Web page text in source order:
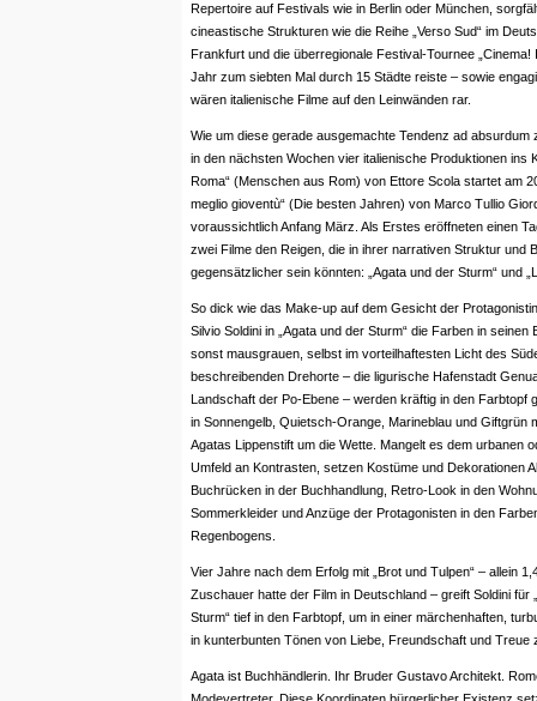
Repertoire auf Festivals wie in Berlin oder München,
cineastische Strukturen wie die Reihe „Verso Sud“ im
Frankfurt und die überregionale Festival-Tournee „Cinema!
Jahr zum siebten Mal durch 15 Städte reiste – sowie
wären italienische Filme auf den Leinwänden rar.
Wie um diese gerade ausgemachte Tendenz ad absurdum
in den nächsten Wochen vier italienische Produktionen ins
Roma“ (Menschen aus Rom) von Ettore Scola startet am
meglio gioventù“ (Die besten Jahren) von Marco Tullio
voraussichtlich Anfang März. Als Erstes eröffneten einen
zwei Filme den Reigen, die in ihrer narrativen Struktur und
gegensätzlicher sein könnten: „Agata und der Sturm“ und
So dick wie das Make-up auf dem Gesicht der
Silvio Soldini in „Agata und der Sturm“ die Farben in seinen
sonst mausgrauen, selbst im vorteilhaftesten Licht des
beschreibenden Drehorte – die ligurische Hafenstadt
Landschaft der Po-Ebene – werden kräftig in den Farbtopf
in Sonnengelb, Quietsch-Orange, Marineblau und Giftgrün
Agatas Lippenstift um die Wette. Mangelt es dem urbanen
Umfeld an Kontrasten, setzen Kostüme und Dekorationen
Buchrücken in der Buchhandlung, Retro-Look in den
Sommerkleider und Anzüge der Protagonisten in den
Regenbogens.
Vier Jahre nach dem Erfolg mit „Brot und Tulpen“ – allein
Zuschauer hatte der Film in Deutschland – greift Soldini für
Sturm“ tief in den Farbtopf, um in einer märchenhaften,
in kunterbunten Tönen von Liebe, Freundschaft und Treue
Agata ist Buchhändlerin. Ihr Bruder Gustavo Architekt.